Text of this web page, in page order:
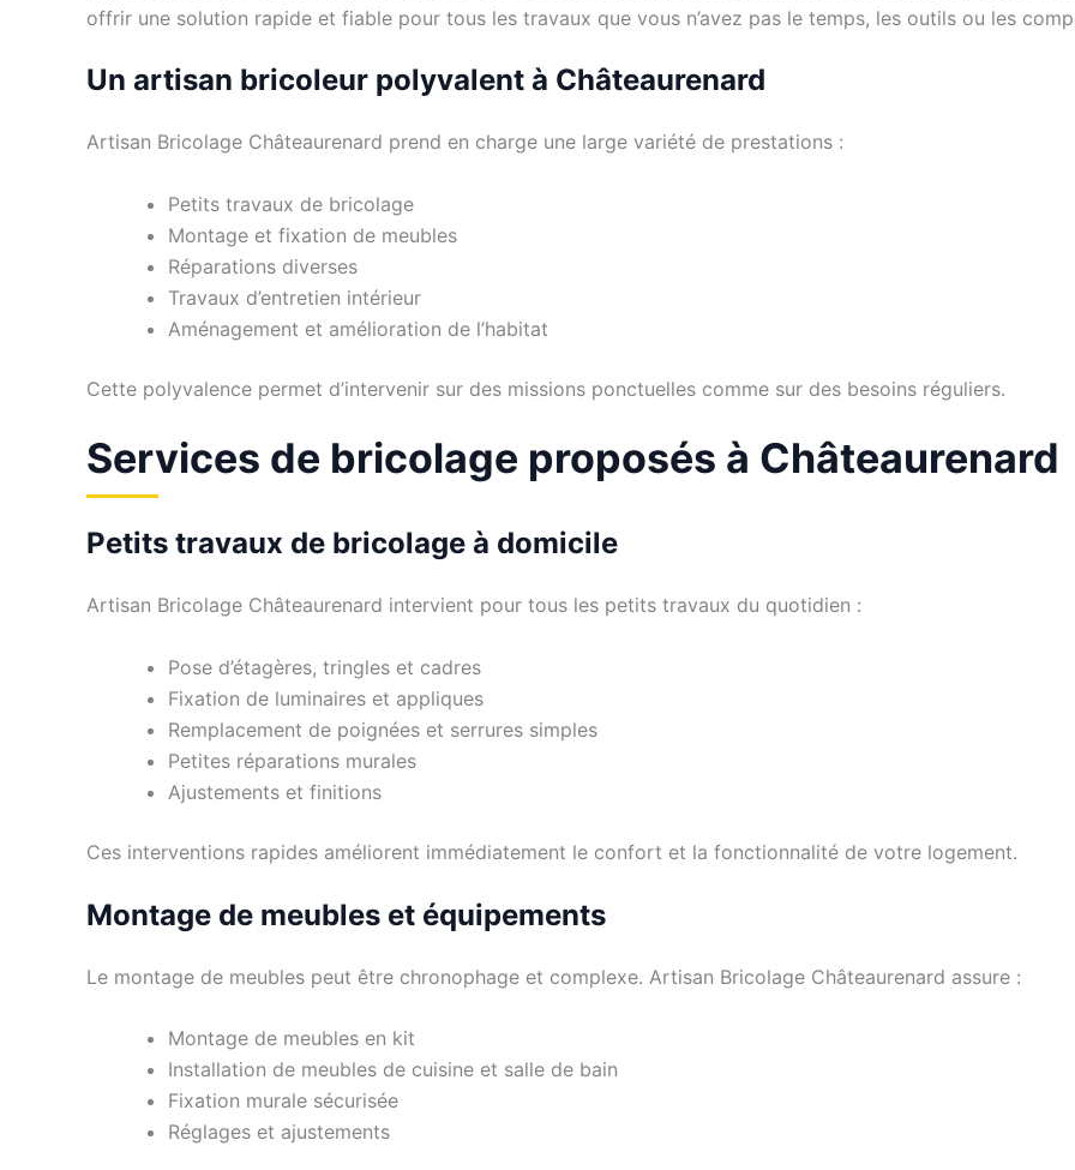
offrir une solution rapide et fiable pour tous les travaux que vous n’avez pas le temps, les outils ou les
Un artisan bricoleur polyvalent à Châteaurenard
Artisan Bricolage Châteaurenard prend en charge une large variété de prestations :
Petits travaux de bricolage
Montage et fixation de meubles
Réparations diverses
Travaux d’entretien intérieur
Aménagement et amélioration de l’habitat
Cette polyvalence permet d’intervenir sur des missions ponctuelles comme sur des besoins réguliers.
Services de bricolage proposés à Châteaurenard
Petits travaux de bricolage à domicile
Artisan Bricolage Châteaurenard intervient pour tous les petits travaux du quotidien :
Pose d’étagères, tringles et cadres
Fixation de luminaires et appliques
Remplacement de poignées et serrures simples
Petites réparations murales
Ajustements et finitions
Ces interventions rapides améliorent immédiatement le confort et la fonctionnalité de votre logement.
Montage de meubles et équipements
Le montage de meubles peut être chronophage et complexe. Artisan Bricolage Châteaurenard assure :
Montage de meubles en kit
Installation de meubles de cuisine et salle de bain
Fixation murale sécurisée
Réglages et ajustements